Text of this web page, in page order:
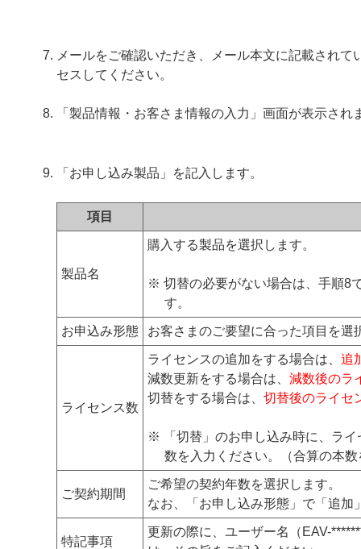
メールをご確認いただき、メール本文に記載され
セスしてください。
「製品情報・お客さま情報の入力」画面が表示さ
「お申し込み製品」を記入します。
項目
製品名
購入する製品を選択します。
※ 切替の必要がない場合は、手順8
す。
お申込み形態 お客さまのご要望に合った項目を選
ライセンス数
ライセンスの追加をする場合は、 追
減数更新をする場合は、 減数後のラ
切替をする場合は、 切替後のライセ
※ 「切替」のお申し込み時に、ラ
数を入力ください。（合算の本数
ご契約期間
ご希望の契約年数を選択します。
なお、「お申し込み形態」で「追加
特記事項
更新の際に、ユーザー名（EAV-